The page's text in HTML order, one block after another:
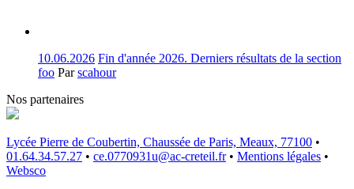
10.06.2026 Fin d'année 2026. Derniers résultats de la section
foo Parscahour
Nos partenaires
Lycée Pierre de Coubertin, Chaussée de Paris, Meaux, 77100 •
01.64.34.57.27 • ce.0770931u@ac-creteil.fr • Mentions légales •
Websco